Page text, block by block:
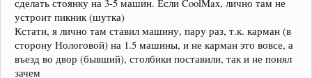
сделать стоянку на 3-5 машин. Если CoolMax, лично там не
устроит пикник (шутка)
Кстати, я лично там ставил машину, пару раз, т.к. карман (в
сторону Нологовой) на 1.5 машины, и не карман это вовсе, а
въезд во двор (бывший), столбики поставили, так и не понял
зачем